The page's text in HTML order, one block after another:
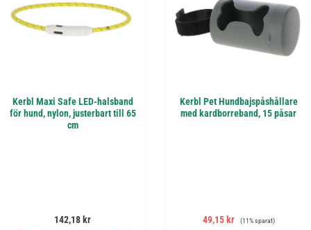
Kerbl Maxi Safe LED-halsband
för hund, nylon, justerbart till 65
cm
Ordinarie pris:
142,18 kr
Kerbl Pet Hundbajspåshållare
med kardborreband, 15 påsar
Försäljningspris:
49,15 kr Ordinarie pris:
(11% sparat)